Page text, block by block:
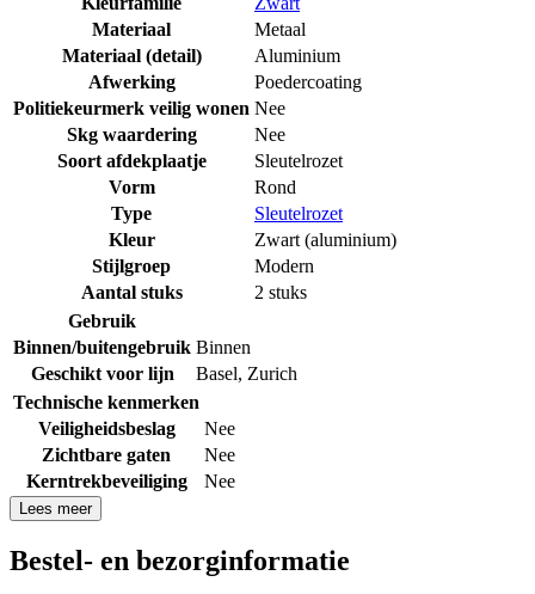
Materiaal
Metaal
Materiaal (detail)
Aluminium
Afwerking
Poedercoating
Politiekeurmerk veilig wonen Nee
Skg waardering
Nee
Soort afdekplaatje
Sleutelrozet
Vorm
Rond
Type
Sleutelrozet
Kleur
Zwart (aluminium)
Stijlgroep
Modern
Aantal stuks
2 stuks
Gebruik
Binnen/buitengebruik Binnen
Geschikt voor lijn
Basel, Zurich
Technische kenmerken
Veiligheidsbeslag
Nee
Zichtbare gaten
Nee
Kerntrekbeveiliging
Nee
Lees meer
Bestel- en bezorginformatie